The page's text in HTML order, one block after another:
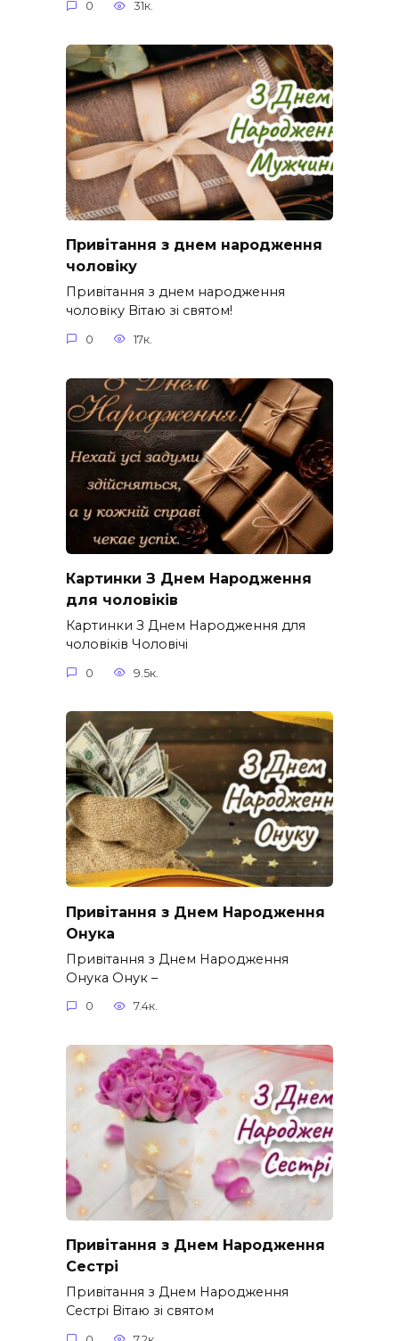
0 31к.
Привітання з днем народження
чоловіку
Привітання з днем народження
чоловіку Вітаю зі святом!
0 17к.
Картинки З Днем Народження
для чоловіків​
Картинки З Днем Народження для
чоловіків​ Чоловічі
0 9.5к.
Привітання з Днем Народження
Онука
Привітання з Днем Народження
Онука Онук –
0 7.4к.
Привітання з Днем Народження
Сестрі
Привітання з Днем Народження
Сестрі Вітаю зі святом